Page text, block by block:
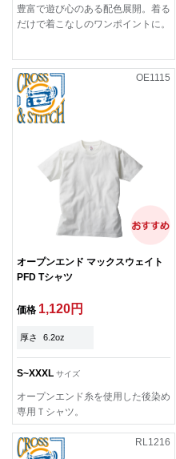
豊富で遊び心のある配色展開。着る
だけで着こなしのワンポイントに。
OE1115
オープンエンド マックスウェイト
PFD Tシャツ
価格 1,120円
厚さ 6.2oz
S~XXXL サイズ
オープンエンド糸を使用した後染め
専用Ｔシャツ。
RL1216